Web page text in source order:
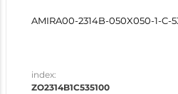
AMIRA00-2314B-050X050-1-C-
index:
ZO2314B1C535100